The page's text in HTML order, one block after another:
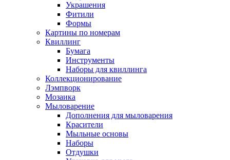
Украшения
Фитили
Формы
Картины по номерам
Квиллинг
Бумага
Инструменты
Наборы для квиллинга
Коллекционирование
Лэмпворк
Мозаика
Мыловарение
Дополнения для мыловарения
Красители
Мыльные основы
Наборы
Отдушки